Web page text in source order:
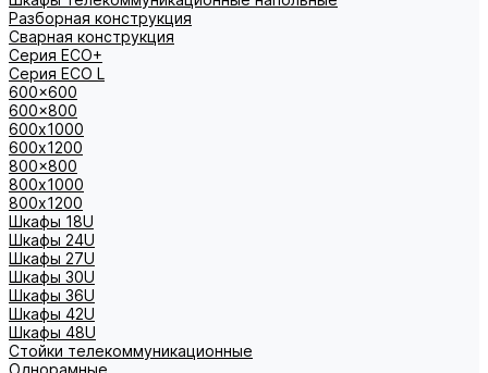
Разборная конструкция
Сварная конструкция
Серия ECO+
Серия ECO L
600x600
600x800
600х1000
600х1200
800x800
800х1000
800х1200
Шкафы 18U
Шкафы 24U
Шкафы 27U
Шкафы 30U
Шкафы 36U
Шкафы 42U
Шкафы 48U
Стойки телекоммуникационные
Однорамные